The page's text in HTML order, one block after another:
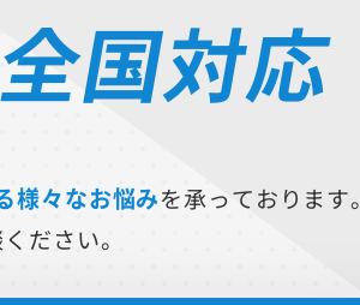
国対応
様々なお悩みを承っております。
ださい。